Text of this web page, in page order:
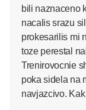
bili naznaceno
nacalis srazu
prokesarilis mi
toze perestal
Trenirovocnie
poka sidela na
navjazcivo.